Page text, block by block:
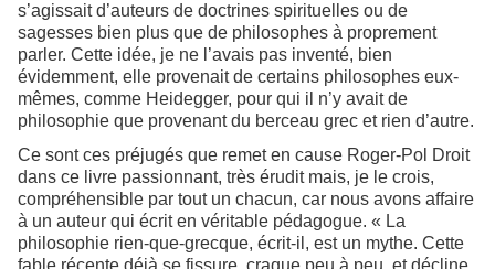
s’agissait d’auteurs de doctrines spirituelles ou de
sagesses bien plus que de philosophes à proprement
parler. Cette idée, je ne l’avais pas inventé, bien
évidemment, elle provenait de certains philosophes eux-
mêmes, comme Heidegger, pour qui il n’y avait de
philosophie que provenant du berceau grec et rien d’autre.
Ce sont ces préjugés que remet en cause Roger-Pol Droit
dans ce livre passionnant, très érudit mais, je le crois,
compréhensible par tout un chacun, car nous avons affaire
à un auteur qui écrit en véritable pédagogue. « La
philosophie rien-que-grecque, écrit-il, est un mythe. Cette